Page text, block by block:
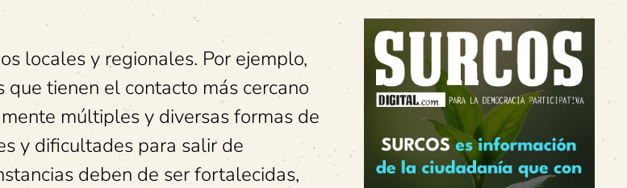
locales y regionales. Por ejemplo,
tienen el contacto más cercano
múltiples y diversas formas de
y dificultades para salir de
deben de ser fortalecidas,